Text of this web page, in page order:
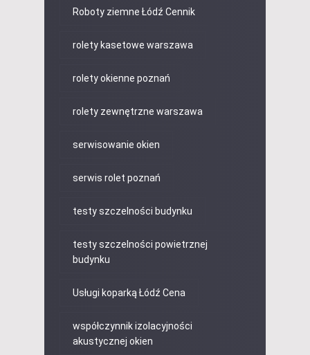
Roboty ziemne Łódź Cennik
rolety kasetowe warszawa
rolety okienne poznań
rolety zewnętrzne warszawa
serwisowanie okien
serwis rolet poznań
testy szczelności budynku
testy szczelności powietrznej
budynku
Usługi koparką Łódź Cena
współczynnik izolacyjności
akustycznej okien